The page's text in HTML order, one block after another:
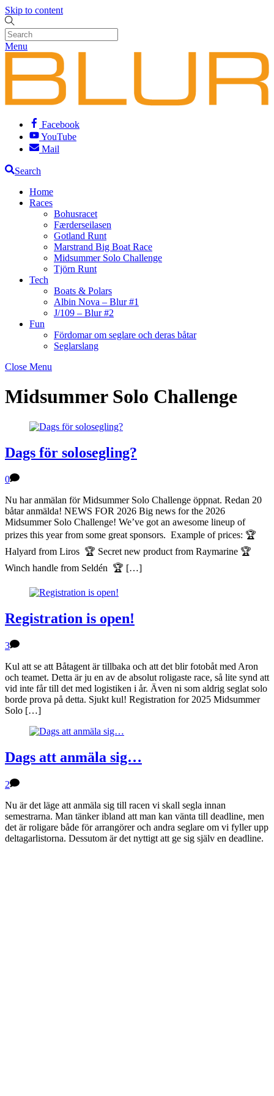
Skip to content
Menu
Facebook
YouTube
Mail
Search
Home
Races
Bohusracet
Færderseilasen
Gotland Runt
Marstrand Big Boat Race
Midsummer Solo Challenge
Tjörn Runt
Tech
Boats & Polars
Albin Nova – Blur #1
J/109 – Blur #2
Fun
Fördomar om seglare och deras båtar
Seglarslang
Close Menu
Midsummer Solo Challenge
Dags för solosegling?
0
Nu har anmälan för Midsummer Solo Challenge öppnat. Redan 20
båtar anmälda! NEWS FOR 2026 Big news for the 2026
Midsummer Solo Challenge! We’ve got an awesome lineup of
prizes this year from some great sponsors. Example of prices: 🏆
Halyard from Liros 🏆 Secret new product from Raymarine 🏆
Winch handle from Seldén 🏆 […]
Registration is open!
3
Kul att se att Båtagent är tillbaka och att det blir fotobåt med Aron
och teamet. Detta är ju en av de absolut roligaste race, så lite synd att
vid inte får till det med logistiken i år. Även ni som aldrig seglat solo
borde prova på detta. Sjukt kul! Registration for 2025 Midsummer
Solo […]
Dags att anmäla sig…
2
Nu är det läge att anmäla sig till racen vi skall segla innan
semestrarna. Man tänker ibland att man kan vänta till deadline, men
det är roligare både för arrangörer och andra seglare om vi fyller upp
deltagarlistorna. Dessutom är det nyttigt att ge sig själv en deadline.